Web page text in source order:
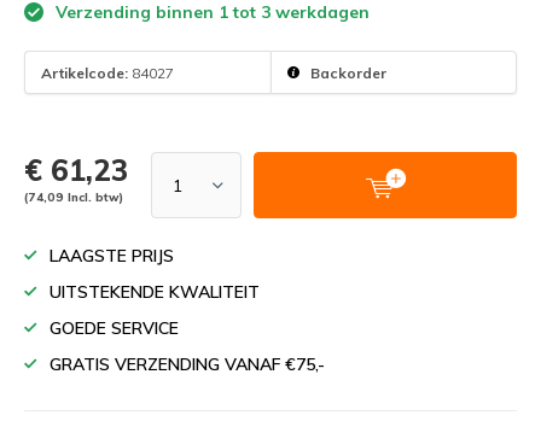
Verzending binnen 1 tot 3 werkdagen
Artikelcode: 84027 Backorder
€ 61,23
(74,09 Incl. btw)
LAAGSTE PRIJS
UITSTEKENDE KWALITEIT
GOEDE SERVICE
GRATIS VERZENDING VANAF €75,-